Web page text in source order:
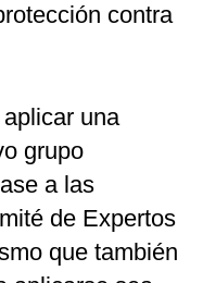
contra
una
grupo
a las
de Expertos
que también